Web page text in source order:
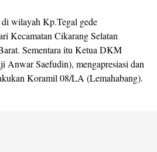
wilayah Kp.Tegal gede
Kecamatan Cikarang Selatan
Sementara itu Ketua DKM
Saefudin), mengapresiasi dan
Koramil 08/LA (Lemahabang).